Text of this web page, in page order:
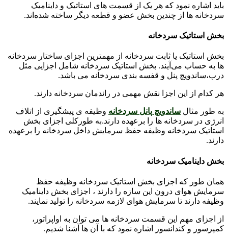
باید اشاره نمود که هر یک از قسمت های استاتیک و داینامیک
سردخانه‌ ها از چندین بخش عضو و قطعه دیگر ساخته شده‌اند.
بخش استاتیک سردخانه
بخش استاتیک یا ثابت سردخانه از مهمترین اجزای ساختار سردخانه‌
ها به حساب می‌آیند. بخش استاتیک سردخانه شامل اجزایی مثل
درب،ساندویچ پنل و قفسه ‌بندی سردخانه می باشد.
هر کدام از این اجزا نقش مهمی در راندمان سردخانه دارند.
به طور مثال ساندویچ پانل سردخانه وظیفه ی پیشگیری از اتلاف
انرژی در سردخانه‌ ها را برعهده دارند.به ‌طورکلی اجزای بخش
استاتیک سردخانه وظیفه حفظ سرمایش داخل سردخانه را برعهده
دارند.
بخش داینامیک سردخانه
همان‌ طور که اجزای بخش استاتیک سردخانه وظیفه حفظ
سرمایش هوای درون این سازه را دارند ، اجزای بخش داینامیک
وظیفه دارند تا سرمایش هوای لازمه سردخانه را تولید نمایند.
از اجزای مهم این قسمت سردخانه‌ ها می‌ توان به اواپراتور،
کمپرسور و کندانسور اشاره نمود که با آن ‌ها آشنا شدیم.